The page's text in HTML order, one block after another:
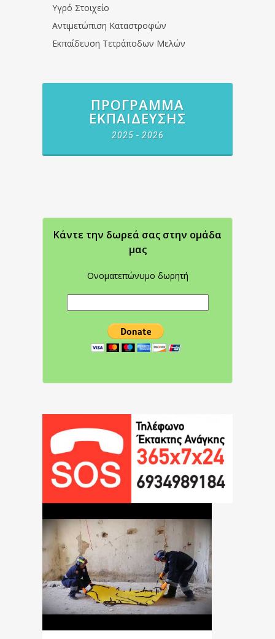
Υγρό Στοιχείο
Αντιμετώπιση Καταστροφών
Εκπαίδευση Τετράποδων Μελών
ΠΡΌΓΡΑΜΜΑ
ΕΚΠΑΊΔΕΥΣΗΣ
2025 - 2026
Κάντε την δωρεά σας στην oμάδα
μας
Ονοματεπώνυμο δωρητή